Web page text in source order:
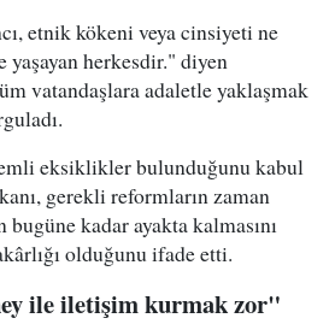
etnik kökeni veya cinsiyeti ne
yaşayan herkesdir." diyen
vatandaşlara adaletle yaklaşmak
eksiklikler bulunduğunu kabul
gerekli reformların zaman
bugüne kadar ayakta kalmasını
olduğunu ifade etti.
ile iletişim kurmak zor"